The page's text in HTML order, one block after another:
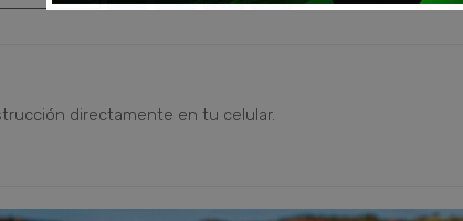
directamente en tu celular.